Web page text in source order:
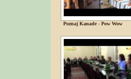
Poznaj Kanade - Pow Wow